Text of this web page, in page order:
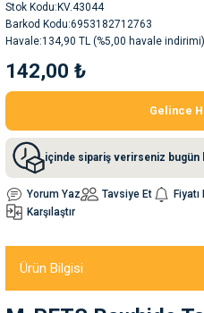
Stok Kodu KV.43044
Barkod Kodu 6953182712763
Havale 134,90 TL (%5,00 havale indirimi)
142,00 ₺
Gelince
içinde sipariş verirseniz bugün
Yorum Yaz Tavsiye Et
Karşılaştır
Ürün Bilgisi